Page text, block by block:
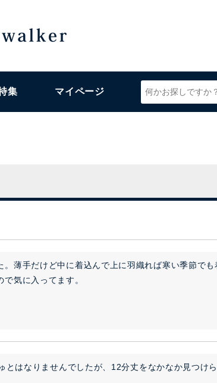
集 マイページ
。薄手だけど中に着込んで上に羽織れば寒い季節で
気に入ってます。
とはなりませんでしたが、12分丈をなかなか見つけ